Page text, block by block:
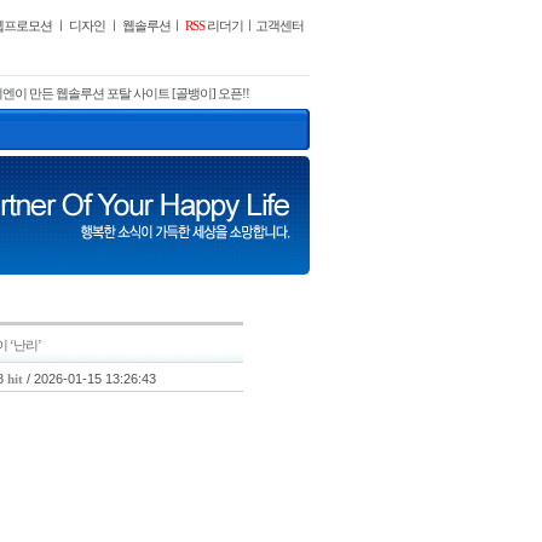
프로모션 디자인 웹솔루션 RSS리더기 고객센터
이 만든 웹솔루션 포탈 사이트 [골뱅이] 오픈!!
‘난리’
hit / 2026-01-15 13:26:43